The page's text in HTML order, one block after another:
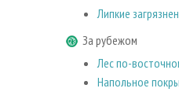
Липкие
За рубежом
Лес по-
Напольное